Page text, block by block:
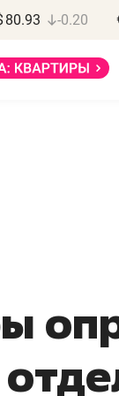
80.93 -0.20
может